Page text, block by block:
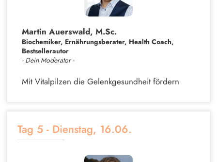
Martin Auerswald, M.Sc.
Biochemiker, Ernährungsberater, Health Coach,
Bestsellerautor
- Dein Moderator -
Mit Vitalpilzen die Gelenkgesundheit fördern
Tag 5 - Dienstag, 16.06.